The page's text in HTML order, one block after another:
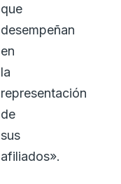
que
desempeñan
en
la
representación
de
sus
afiliados».